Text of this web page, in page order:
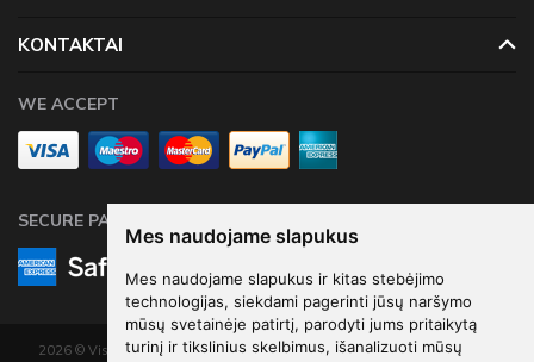
Mes naudojame slapukus
Mes naudojame slapukus ir kitas stebėjimo
technologijas, siekdami pagerinti jūsų naršymo
mūsų svetainėje patirtį, parodyti jums pritaikytą
turinį ir tikslinius skelbimus, išanalizuoti mūsų
KONTAKTAI
WE ACCEPT
SECURE PAYMENTS
2026 © Visos teisės saugomos. Kopijuoti, platinti svetainės turinį be autorių